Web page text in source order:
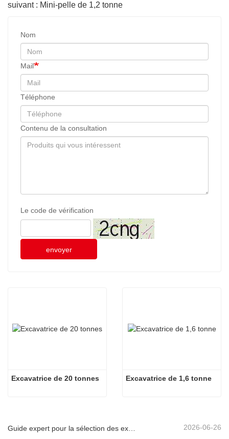
suivant : Mini-pelle de 1,2 tonne
Nom
Mail
Téléphone
Contenu de la consultation
Le code de vérification
envoyer
Excavatrice de 20 tonnes Excavatrice de 1,6 tonne
Guide expert pour la sélection des excavatrices Carter (0,6 t à 60 t) pour une efficacité optimale sur le chantier 2026-06-26